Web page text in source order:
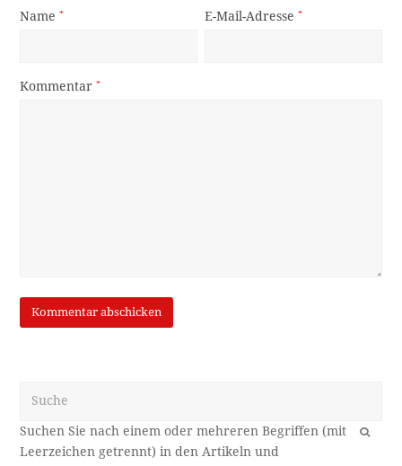
Name* E-Mail-Adresse*
Kommentar*
OK